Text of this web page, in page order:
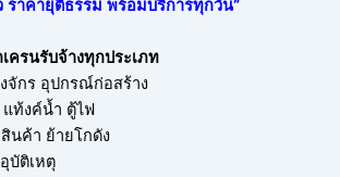
ราคายุติธรรม พร้อมบริการทุกวัน”
ครนรับจ้างทุกประเภท
จักร อุปกรณ์ก่อสร้าง
แท้งค์น้ำ ตู้ไฟ
นค้า ย้ายโกดัง
บัติเหตุ